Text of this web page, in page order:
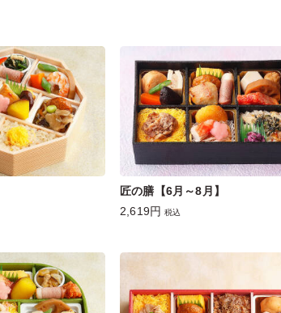
匠の膳【6月～8月】
2,619円 税込